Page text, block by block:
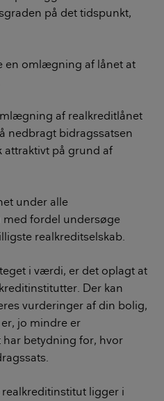
på det tidspunkt,
en omlægning af lånet at
af realkreditlånet
nedbragt bidragssatsen
på grund af
under alle
fordel undersøge
realkreditselskab.
i værdi, er det oplagt at
Der kan
vurderinger af din bolig,
jo mindre er
betydning for, hvor
ligger i